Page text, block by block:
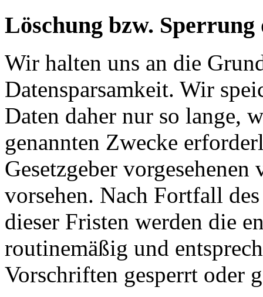
Löschung bzw. Sperrung
Wir halten uns an die
Datensparsamkeit. Wir
Daten daher nur so lange,
genannten Zwecke
Gesetzgeber
vorsehen. Nach Fortfall
dieser Fristen werden die
routinemäßig und
Vorschriften gesperrt oder